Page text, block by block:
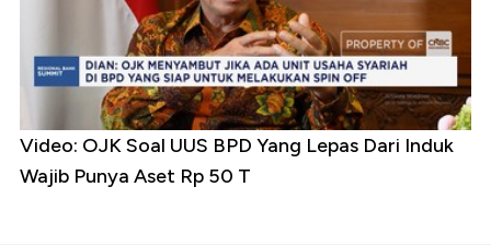
Video: OJK Soal UUS BPD Yang Lepas Dari Induk
Wajib Punya Aset Rp 50 T